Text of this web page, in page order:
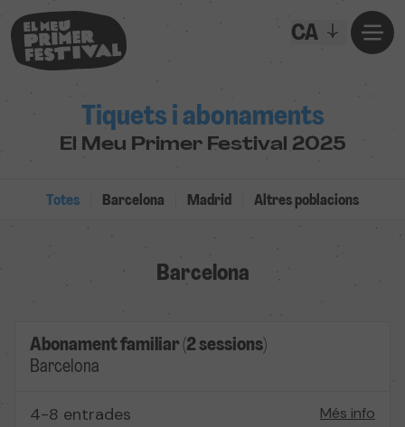
CA
Tiquets i abonaments
El Meu Primer Festival 2025
Totes Barcelona Madrid Altres poblacions
Barcelona
Abonament familiar (2 sessions)
Barcelona
4-8 entrades Més info